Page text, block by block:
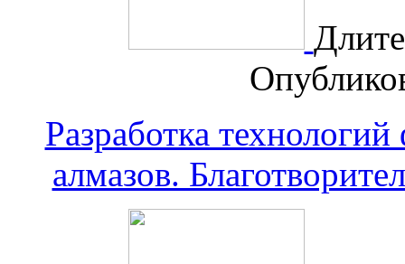
Разработка
алмазов.